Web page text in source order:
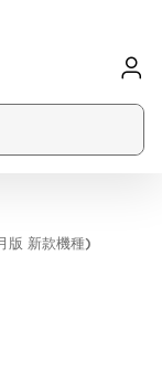
版 新款機種)